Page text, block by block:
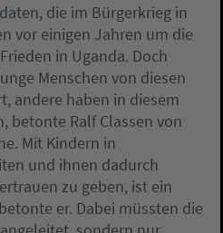
die im Bürgerkrieg in
vor einigen Jahren um die
in Uganda. Doch
Menschen von diesen
andere haben in diesem
betonte Ralf Classen von
Mit Kindern in
und ihnen dadurch
zu geben, ist ein
er. Dabei müssten die